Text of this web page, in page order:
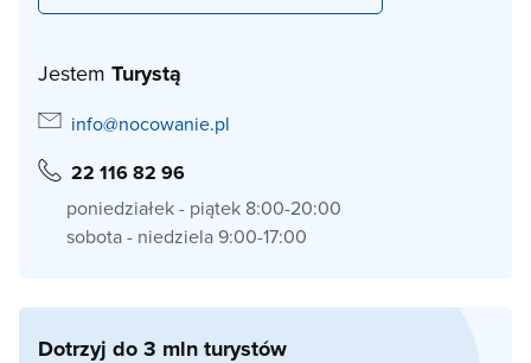
Jestem Turystą
info@nocowanie.pl
22 116 82 96
poniedziałek - piątek 8:00-20:00
sobota - niedziela 9:00-17:00
Dotrzyj do 3 mln turystów